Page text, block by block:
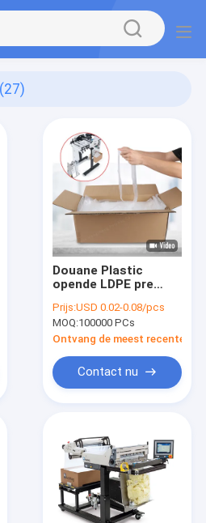
(27)
Douane Plastic
opende LDPE pre
Zakmachine van
Autobag
Prijs:USD 0.02-0.08/pcs
MOQ:100000 PCs
Ontvang de meest recente
Contact nu